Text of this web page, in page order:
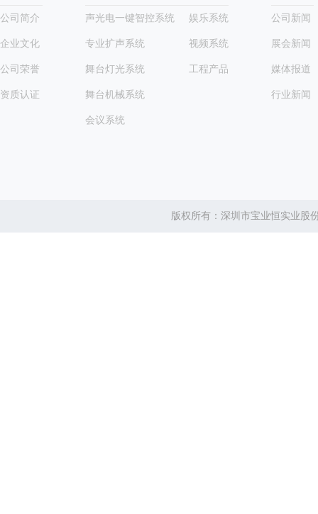
公司简介
企业文化
公司荣誉
资质认证
声光电一键智控系统
专业扩声系统
舞台灯光系统
舞台机械系统
会议系统
娱乐系统
视频系统
工程产品
公司新闻
展会新闻
媒体报道
行业新闻
版权所有：深圳市宝业恒实业